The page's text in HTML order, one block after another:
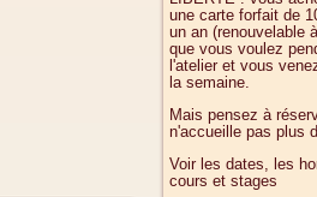
une carte forfait de
un an (renouvelable
que vous voulez
l'atelier et vous
la semaine.
Mais pensez à
n'accueille pas plus
Voir les dates, les
cours et stages